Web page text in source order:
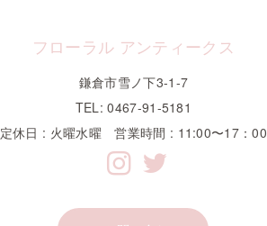
フローラル アンティークス
鎌倉市雪ノ下3-1-7
TEL: 0467-91-5181
定休日 : 火曜水曜 営業時間 : 11:00〜17：00